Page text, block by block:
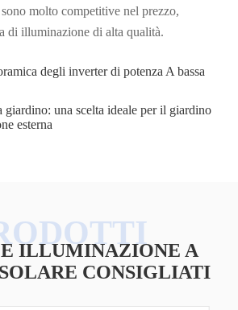
molto competitive nel prezzo,
di illuminazione di alta qualità.
degli inverter di potenza A bassa
giardino: una scelta ideale per il giardino
esterna
ILLUMINAZIONE A
CONSIGLIATI